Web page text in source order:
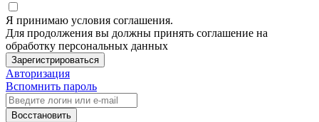
Я принимаю условия соглашения.
Для продолжения вы должны принять соглашение на
обработку персональных данных
Зарегистрироваться
Авторизация
Вспомнить пароль
Восстановить